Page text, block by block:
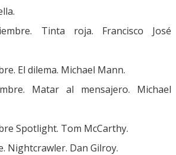
Tinta roja. Francisco José
El dilema. Michael Mann.
Matar al mensajero. Michael
Spotlight. Tom McCarthy.
Nightcrawler. Dan Gilroy.